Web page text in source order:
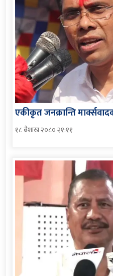
एकीकृत जनक्रान्ति
१८ बैशाख २०८० २१:११